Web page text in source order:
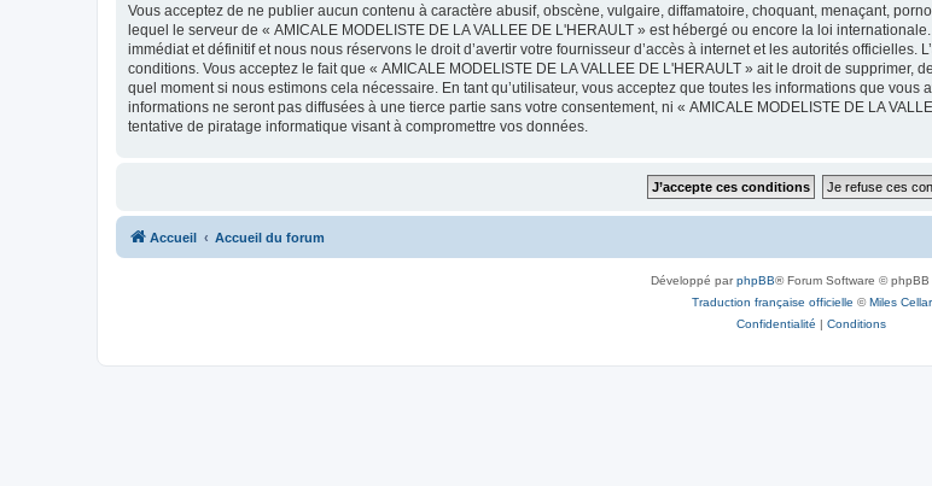
Vous acceptez de ne publier aucun contenu à caractère abusif, obscène, vulgaire, diffamatoire, choquant, menaçant,
lequel le serveur de « AMICALE MODELISTE DE LA VALLEE DE L'HERAULT » est hébergé ou encore la loi
immédiat et définitif et nous nous réservons le droit d’avertir votre fournisseur d’accès à internet et les autorités officielles.
conditions. Vous acceptez le fait que « AMICALE MODELISTE DE LA VALLEE DE L'HERAULT » ait le droit de supprimer,
quel moment si nous estimons cela nécessaire. En tant qu’utilisateur, vous acceptez que toutes les informations que
informations ne seront pas diffusées à une tierce partie sans votre consentement, ni « AMICALE MODELISTE DE LA
tentative de piratage informatique visant à compromettre vos données.
Accueil Accueil du forum
Développé parphpBB® Forum Software © phpBB
Traduction française officielle ©Miles Cellar
Confidentialité | Conditions